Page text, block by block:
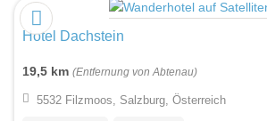
Hotel Dachstein
19,5 km (Entfernung von Abtenau)
5532 Filzmoos, Salzburg, Österreich